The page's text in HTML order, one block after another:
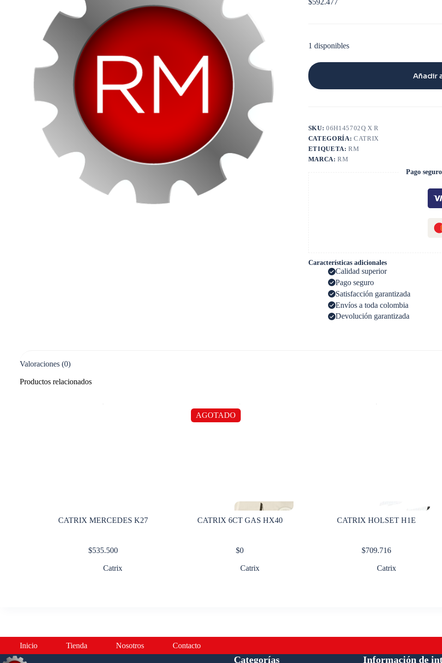
$592.477
1 disponibles
Añadir
SKU:06H145702Q X R
CATEGORÍA: CATRIX
ETIQUETA:RM
MARCA:RM
Pago
Características adicionales
Calidad superior
Pago seguro
Satisfacción garantizada
Envíos a toda colombia
Devolución garantizada
Valoraciones (0)
Productos relacionados
CATRIX MERCEDES K27
$535.500
Catrix
AGOTADO
CATRIX 6CT GAS HX40
$0
Catrix
CATRIX HOLSET H1E
$709.716
Catrix
Inicio Tienda Nosotros Contacto
Categorías Información de